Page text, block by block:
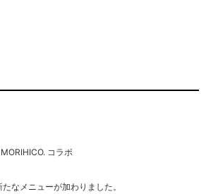
コラボ
なメニューが加わりました。